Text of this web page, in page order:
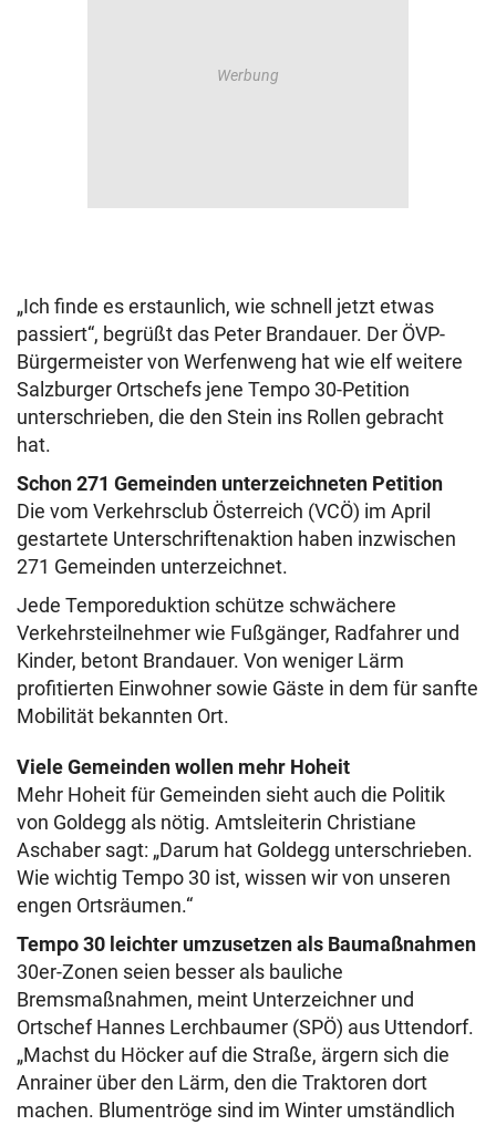
„Ich finde es erstaunlich, wie schnell jetzt etwas
passiert“, begrüßt das Peter Brandauer. Der ÖVP-
Bürgermeister von Werfenweng hat wie elf weitere
Salzburger Ortschefs jene Tempo 30-Petition
unterschrieben, die den Stein ins Rollen gebracht
hat.
Schon 271 Gemeinden unterzeichneten Petition
Die vom Verkehrsclub Österreich (VCÖ) im April
gestartete Unterschriftenaktion haben inzwischen
271 Gemeinden unterzeichnet.
Jede Temporeduktion schütze schwächere
Verkehrsteilnehmer wie Fußgänger, Radfahrer und
Kinder, betont Brandauer. Von weniger Lärm
profitierten Einwohner sowie Gäste in dem für sanfte
Mobilität bekannten Ort.
Viele Gemeinden wollen mehr Hoheit
Mehr Hoheit für Gemeinden sieht auch die Politik
von Goldegg als nötig. Amtsleiterin Christiane
Aschaber sagt: „Darum hat Goldegg unterschrieben.
Wie wichtig Tempo 30 ist, wissen wir von unseren
engen Ortsräumen.“
Tempo 30 leichter umzusetzen als Baumaßnahmen
30er-Zonen seien besser als bauliche
Bremsmaßnahmen, meint Unterzeichner und
Ortschef Hannes Lerchbaumer (SPÖ) aus Uttendorf.
„Machst du Höcker auf die Straße, ärgern sich die
Anrainer über den Lärm, den die Traktoren dort
machen. Blumentröge sind im Winter umständlich